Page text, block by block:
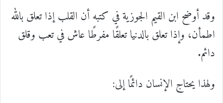
وقد أوضح ابن القيم الجوزية في كتبه أن القلب إذا تعلق بالله
اطمأن، وإذا تعلق بالدنيا تعلقًا مفرطًا عاش في تعب وقلق
دائم.
ولهذا يحتاج الإنسان دائمًا إلى: